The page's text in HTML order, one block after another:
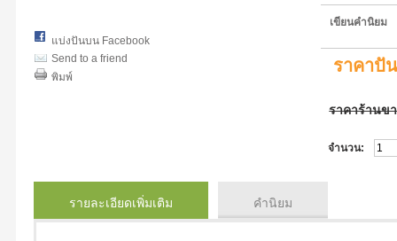
แบ่งปันบน Facebook
Send to a friend
พิมพ์
เขียนคำนิยม
ราคาปั
ราคาร้านข
จำนวน:
รายละเอียดเพิ่มเติม คำนิยม